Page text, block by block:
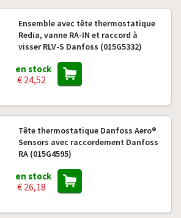
Ensemble avec tête thermostatique
Redia, vanne RA-IN et raccord à
visser RLV-S Danfoss (015G5332)
en stock
€ 24,52
Tête thermostatique Danfoss Aero®
Sensors avec raccordement Danfoss
RA (015G4595)
en stock
€ 26,18